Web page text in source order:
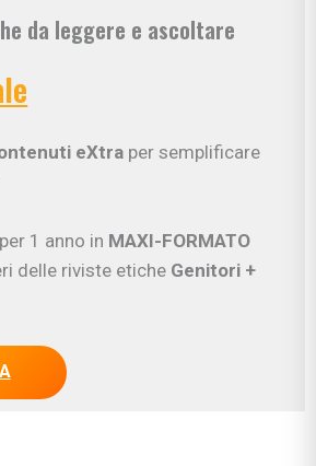
da leggere e ascoltare
eXtra per semplificare
1 anno in MAXI-FORMATO
delle riviste etiche Genitori +